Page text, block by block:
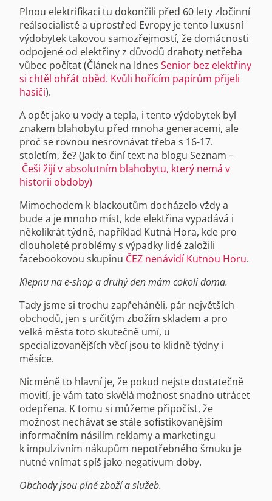
Plnou elektrifikaci tu dokončili před 60 lety zločinní
reálsocialisté a uprostřed Evropy je tento luxusní
výdobytek takovou samozřejmostí, že domácnosti
odpojené od elektřiny z důvodů drahoty netřeba
vůbec počítat (Článek na Idnes Senior bez elektřiny
si chtěl ohřát oběd. Kvůli hořícím papírům přijeli
hasiči).
A opět jako u vody a tepla, i tento výdobytek byl
znakem blahobytu před mnoha generacemi, ale
proč se rovnou nesrovnávat třeba s 16-17.
stoletím, že? (Jak to činí text na blogu Seznam –
Češi žijí v absolutním blahobytu, který nemá v
historii obdoby)
Mimochodem k blackoutům docházelo vždy a
bude a je mnoho míst, kde elektřina vypadává i
několikrát týdně, například Kutná Hora, kde pro
dlouholeté problémy s výpadky lidé založili
facebookovou skupinu ČEZ nenávidí Kutnou Horu.
Klepnu na e-shop a druhý den mám cokoli doma.
Tady jsme si trochu zapřeháněli, pár největších
obchodů, jen s určitým zbožím skladem a pro
velká města toto skutečně umí, u
specializovanějších věcí jsou to klidně týdny i
měsíce.
Nicméně to hlavní je, že pokud nejste dostatečně
movití, je vám tato skvělá možnost snadno utrácet
odepřena. K tomu si můžeme připočíst, že
možnost nechávat se stále sofistikovanějším
informačním násilím reklamy a marketingu
k impulzivním nákupům nepotřebného šmuku je
nutné vnímat spíš jako negativum doby.
Obchody jsou plné zboží a služeb.